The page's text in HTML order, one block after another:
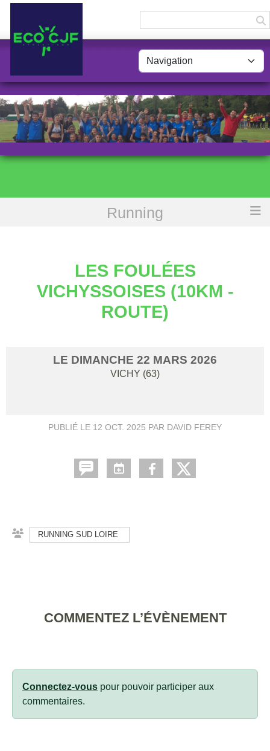
Running
Les Foulées Vichyssoises (10km - route)
LES FOULÉES
VICHYSSOISES (10KM -
ROUTE)
LE DIMANCHE 22 MARS 2026
VICHY (63)
PUBLIÉ LE 12 OCT. 2025 PAR DAVID FEREY
RUNNING SUD LOIRE
COMMENTEZ L’ÉVÈNEMENT
Connectez-vous pour pouvoir participer aux
commentaires.